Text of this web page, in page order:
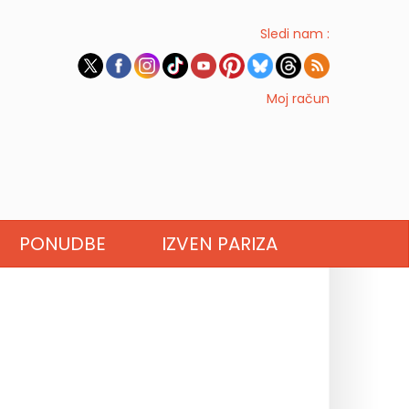
Sledi nam :
Moj račun
PONUDBE IZVEN PARIZA